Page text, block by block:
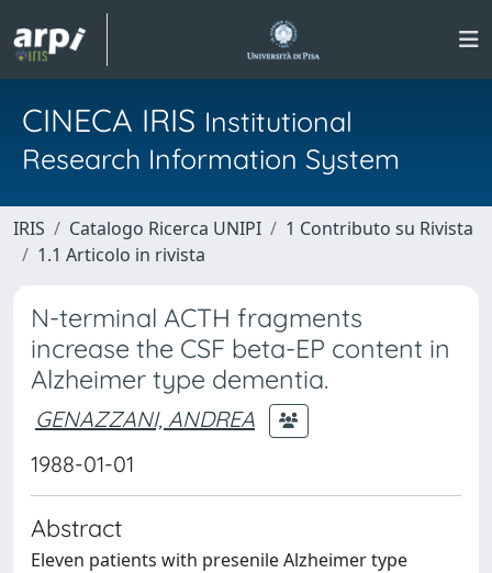
CINECA IRIS Institutional
Research Information System
IRIS Catalogo Ricerca UNIPI
1 Contributo su Rivista
1.1 Articolo in rivista
N-terminal ACTH fragments
increase the CSF beta-EP content in
Alzheimer type dementia.
GENAZZANI, ANDREA
1988-01-01
Abstract
Eleven patients with presenile Alzheimer type